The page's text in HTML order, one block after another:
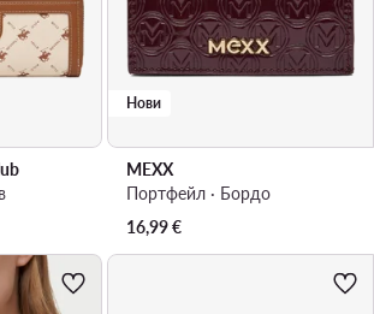
Нови
MEXX
Портфейл · Бордо
16,99€